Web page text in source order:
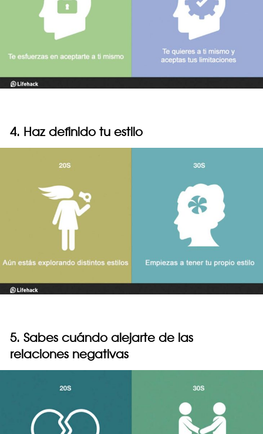
4. Haz definido tu estilo
5. Sabes cuándo alejarte de las
relaciones negativas